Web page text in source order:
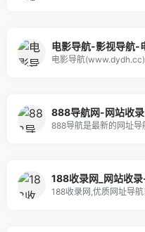
电影导航-影视导航-
电影导航
888导航是最新的网址
188收录网,优质网址导